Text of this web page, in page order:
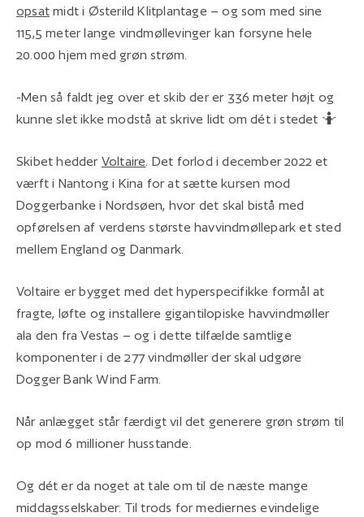
opsat midt i Østerild Klitplantage – og som med sine
115,5 meter lange vindmøllevinger kan forsyne hele
20.000 hjem med grøn strøm.
-Men så faldt jeg over et skib der er 336 meter højt og
kunne slet ikke modstå at skrive lidt om dét i stedet 🤷
Skibet hedder Voltaire. Det forlod i december 2022 et
værft i Nantong i Kina for at sætte kursen mod
Doggerbanke i Nordsøen, hvor det skal bistå med
opførelsen af verdens største havvindmøllepark et sted
mellem England og Danmark.
Voltaire er bygget med det hyperspecifikke formål at
fragte, løfte og installere gigantilopiske havvindmøller
ala den fra Vestas – og i dette tilfælde samtlige
komponenter i de 277 vindmøller der skal udgøre
Dogger Bank Wind Farm.
Når anlægget står færdigt vil det generere grøn strøm til
op mod 6 millioner husstande.
Og dét er da noget at tale om til de næste mange
middagsselskaber: Til trods for mediernes evindelige